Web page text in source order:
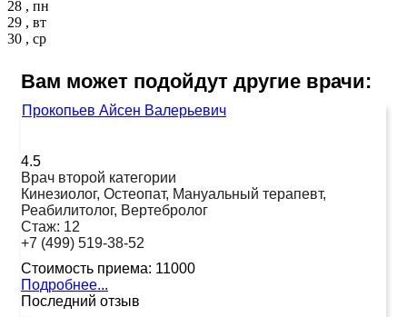
28 , пн
29 , вт
30 , ср
Вам может подойдут другие врачи:
Прокопьев Айсен Валерьевич
4.5
Врач второй категории
Кинезиолог, Остеопат, Мануальный терапевт,
Реабилитолог, Вертебролог
Стаж: 12
+7 (499) 519-38-52
Стоимость приема: 11000
Подробнее...
Последний отзыв